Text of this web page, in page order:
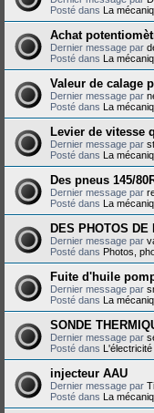
Posté dans La
Achat
Dernier message par
Posté dans La
Valeur de calage
Dernier message par
Posté dans La
Levier de vitesse
Dernier message par
Posté dans La
Des pneus 145/
Dernier message par
Posté dans La
DES PHOTOS DE
Dernier message par
Posté dans Photos,
Fuite d'huile
Dernier message par
Posté dans La
SONDE
Dernier message par
Posté dans L'électricité
injecteur AAU
Dernier message par
Posté dans La